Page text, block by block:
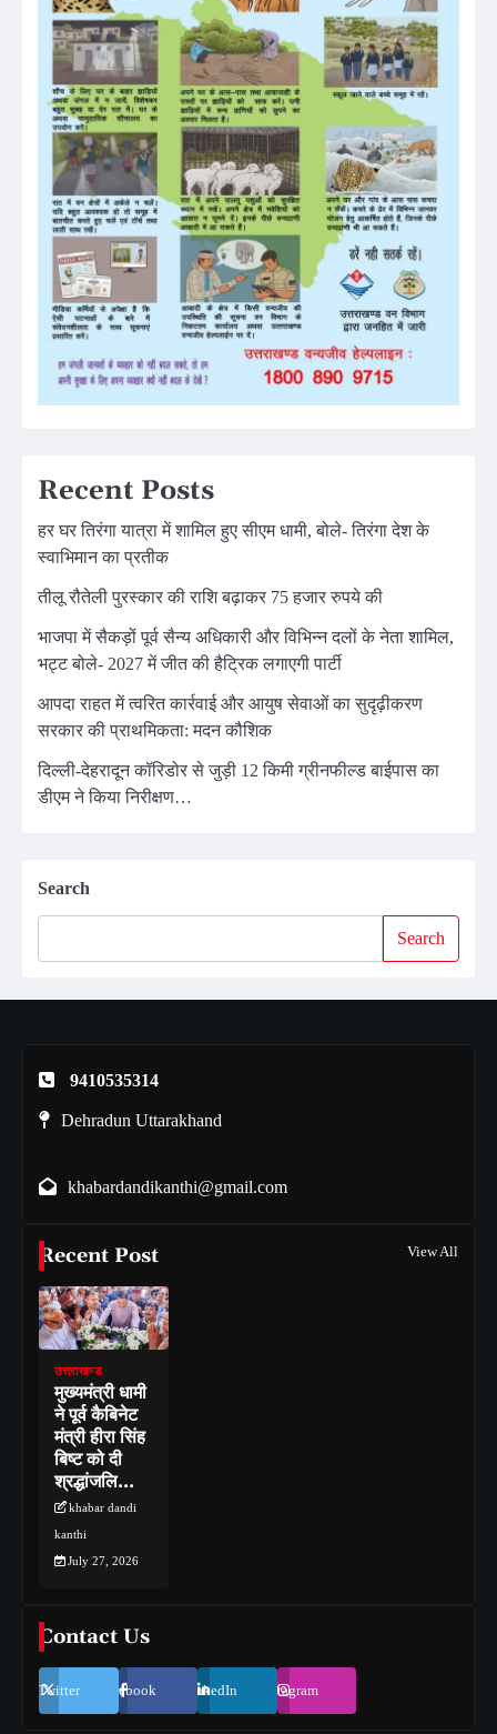
Recent Posts
हर घर तिरंगा यात्रा में शामिल हुए सीएम धामी, बोले- तिरंगा देश के
स्वाभिमान का प्रतीक
तीलू रौतेली पुरस्कार की राशि बढ़ाकर 75 हजार रुपये की
भाजपा में सैकड़ों पूर्व सैन्य अधिकारी और विभिन्न दलों के नेता शामिल,
भट्ट बोले- 2027 में जीत की हैट्रिक लगाएगी पार्टी
आपदा राहत में त्वरित कार्रवाई और आयुष सेवाओं का सुदृढ़ीकरण
सरकार की प्राथमिकता: मदन कौशिक
दिल्ली-देहरादून कॉरिडोर से जुड़ी 12 किमी ग्रीनफील्ड बाईपास का
डीएम ने किया निरीक्षण…
Search
Search
9410535314
Dehradun Uttarakhand
khabardandikanthi@gmail.com
Recent Post View All
उत्तराखण्ड
मुख्यमंत्री धामी
ने पूर्व कैबिनेट
मंत्री हीरा सिंह
बिष्ट को दी
श्रद्धांजलि…
khabar dandi
kanthi
July 27, 2026
Contact Us
Twitter Facebook LinkedIn Instagram